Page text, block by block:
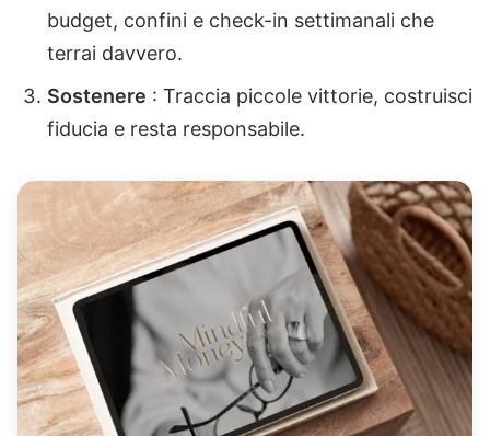
budget, confini e check-in settimanali che
terrai davvero.
Sostenere : Traccia piccole vittorie, costruisci
fiducia e resta responsabile.